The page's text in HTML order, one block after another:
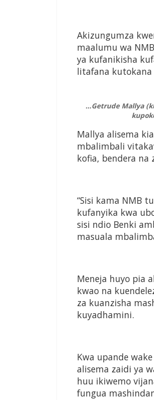
Akizungumza
maalumu wa
ya kufanikisha
litafana kutokana
…Getrude Mallya
Mallya alisema
mbalimbali
kofia, bendera na
“Sisi kama NMB
kufanyika kwa
sisi ndio Benki
masuala
Meneja huyo pia
kwao na
za kuanzisha
kuyadhamini.
Kwa upande
alisema zaidi ya
huu ikiwemo
fungua